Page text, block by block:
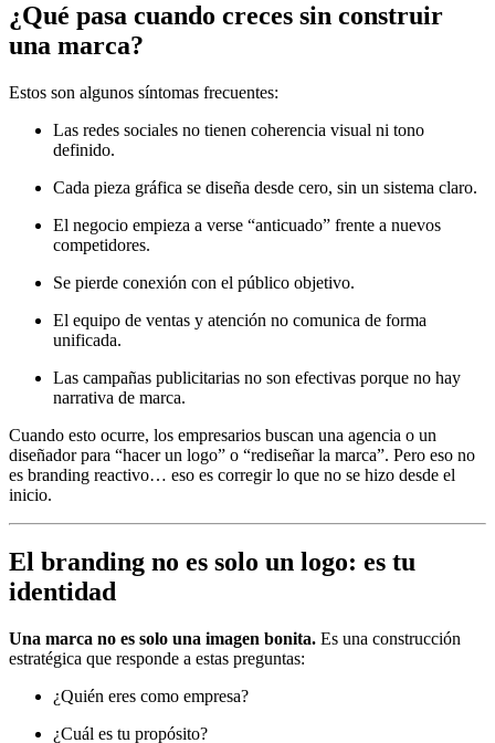
¿Qué pasa cuando creces sin construir
una marca?
Estos son algunos síntomas frecuentes:
Las redes sociales no tienen coherencia visual ni tono
definido.
Cada pieza gráfica se diseña desde cero, sin un sistema claro.
El negocio empieza a verse “anticuado” frente a nuevos
competidores.
Se pierde conexión con el público objetivo.
El equipo de ventas y atención no comunica de forma
unificada.
Las campañas publicitarias no son efectivas porque no hay
narrativa de marca.
Cuando esto ocurre, los empresarios buscan una agencia o un
diseñador para “hacer un logo” o “rediseñar la marca”. Pero eso no
es branding reactivo… eso es corregir lo que no se hizo desde el
inicio.
El branding no es solo un logo: es tu
identidad
Una marca no es solo una imagen bonita. Es una construcción
estratégica que responde a estas preguntas:
¿Quién eres como empresa?
¿Cuál es tu propósito?